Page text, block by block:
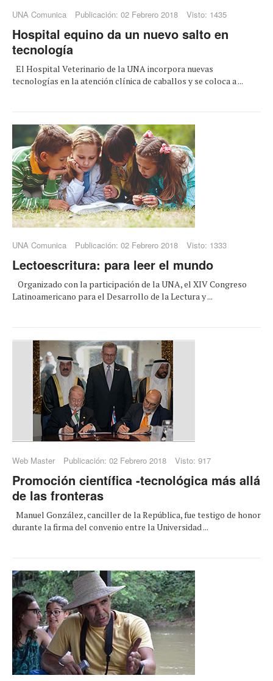
UNA Comunica Publicación: 02 Febrero 2018 Visto: 1435
Hospital equino da un nuevo salto en
tecnología
El Hospital Veterinario de la UNA incorpora nuevas
tecnologías en la atención clínica de caballos y se coloca a ...
UNA Comunica Publicación: 02 Febrero 2018 Visto: 1333
Lectoescritura: para leer el mundo
Organizado con la participación de la UNA, el XIV Congreso
Latinoamericano para el Desarrollo de la Lectura y ...
Web Master Publicación: 02 Febrero 2018 Visto: 917
Promoción científica -tecnológica más allá
de las fronteras
Manuel González, canciller de la República, fue testigo de honor
durante la firma del convenio entre la Universidad ...